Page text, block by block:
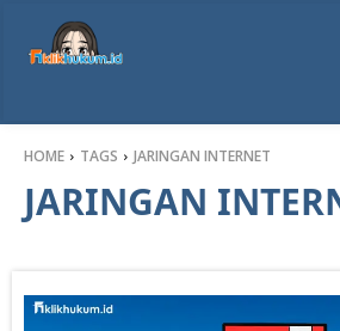
HOME TAGS JARINGAN INTERNET
JARINGAN